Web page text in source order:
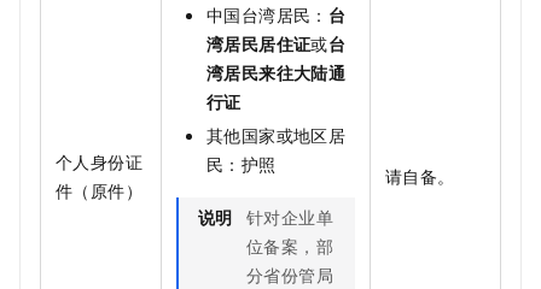
个人身份证
件（原件）
中国台湾居民： 台
湾居民居住证或台
湾居民来往大陆通
行证
其他国家或地区居
民：护照
说明 针对企业单
位备案，部
分省份管局
请自备。